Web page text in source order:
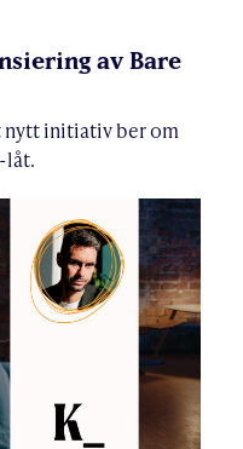
av Bare
nytt initiativ ber om
låt.